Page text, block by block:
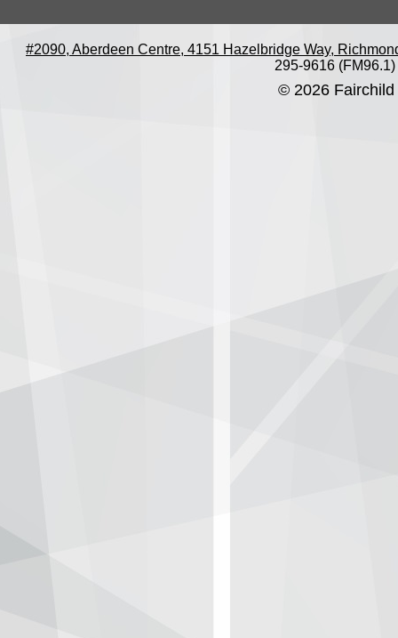
#2090, Aberdeen Centre, 4151 Hazelbridge Way,
295-9616 (FM96.1)
© 2026 Fairchild